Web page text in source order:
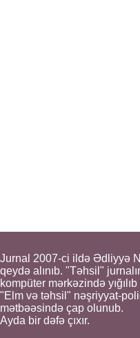
Jurnal 2007-ci ildə Ədliyyə
qeydə alınıb. "Təhsil"
kompüter mərkəzində
"Elm və təhsil" nəşriyyat-
mətbəəsində çap olunub.
Ayda bir dəfə çıxır.